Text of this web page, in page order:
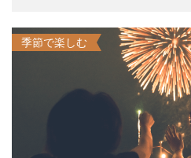
季節で楽しむ